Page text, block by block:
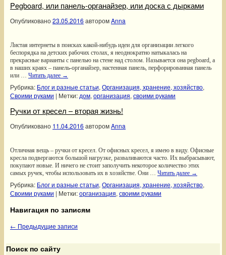
Pegboard, или панель-органайзер, или доска с дырками
Опубликовано23.05.2016 авторомAnna
Листая интернеты в поисках какой-нибудь идеи для организации легкого
беспорядка на детских рабочих столах, я неоднократно натыкалась на
прекрасные варианты с панелью на стене над столом. Называется она pegboard, а
в наших краях – панель-органайзер, настенная панель, перфорированная панель
или … Читать далее →
Рубрика: Блог и разные статьи, Организация, хранение, хозяйство,
Своими руками | Метки: дом, организация, своими руками
Ручки от кресел – вторая жизнь!
Опубликовано 11.04.2016 авторомAnna
Отличная вещь – ручки от кресел. От офисных кресел, я имею в виду. Офисные
кресла подвергаются большой нагрузке, разваливаются часто. Их выбрасывают,
покупают новые. И ничего не стоит заполучить некоторое количество этих
самых ручек, чтобы использовать их в хозяйстве. Они … Читать далее →
Рубрика: Блог и разные статьи, Организация, хранение, хозяйство,
Своими руками | Метки:организация, своими руками
Навигация по записям
← Предыдущие записи
Поиск по сайту